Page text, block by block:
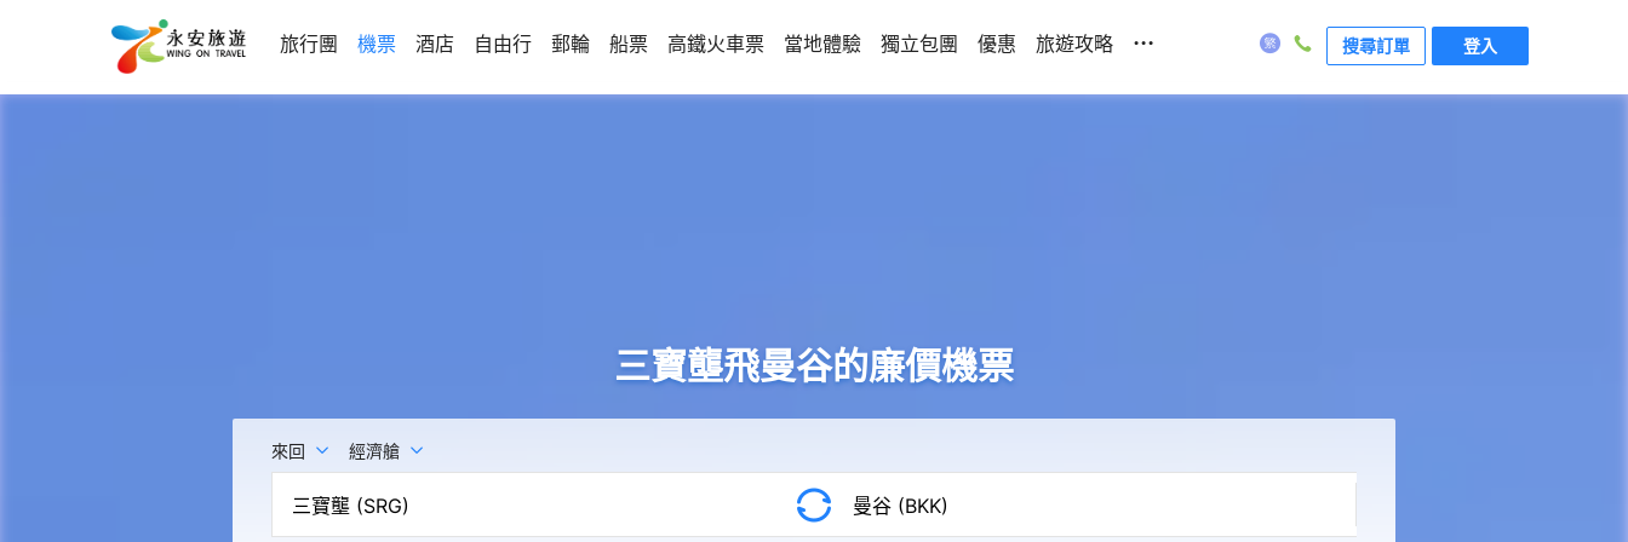
旅行團 機票 酒店 自由行 郵輪 船票 高鐵火車票 當地體驗 獨立包團 優惠 旅遊攻略 ... 搜尋訂單 登入
三寶壟飛曼谷的廉價機票
來回 經濟艙